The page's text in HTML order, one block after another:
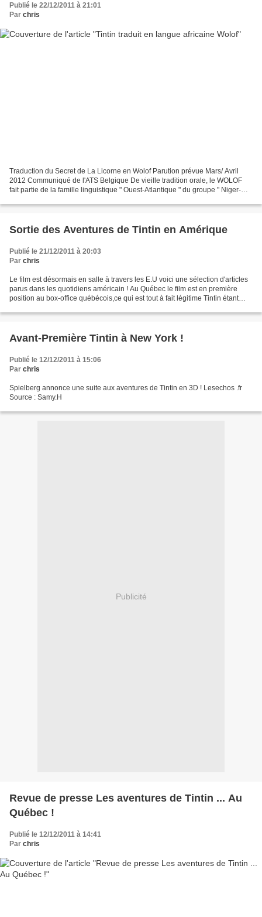
Publié le 22/12/2011 à 21:01
Par chris
Traduction du Secret de La Licorne en Wolof Parution prévue Mars/ Avril
2012 Communiqué de l'ATS Belgique De vieille tradition orale, le WOLOF
fait partie de la famille linguistique " Ouest-Atlantique " du groupe " Niger-
Sortie des Aventures de Tintin en Amérique
Publié le 21/12/2011 à 20:03
Par chris
Le film est désormais en salle à travers les E.U voici une sélection d'articles
parus dans les quotidiens américain ! Au Québec le film est en première
position au box-office québécois,ce qui est tout à fait légitime Tintin étant
Avant-Première Tintin à New York !
Publié le 12/12/2011 à 15:06
Par chris
Spielberg annonce une suite aux aventures de Tintin en 3D ! Lesechos .fr
Source : Samy.H
Publicité
Revue de presse Les aventures de Tintin ... Au
Québec !
Publié le 12/12/2011 à 14:41
Par chris